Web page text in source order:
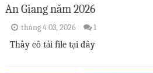
An Giang năm 2026
tháng 4 03, 2026 1
Thầy cô tải file tại đây